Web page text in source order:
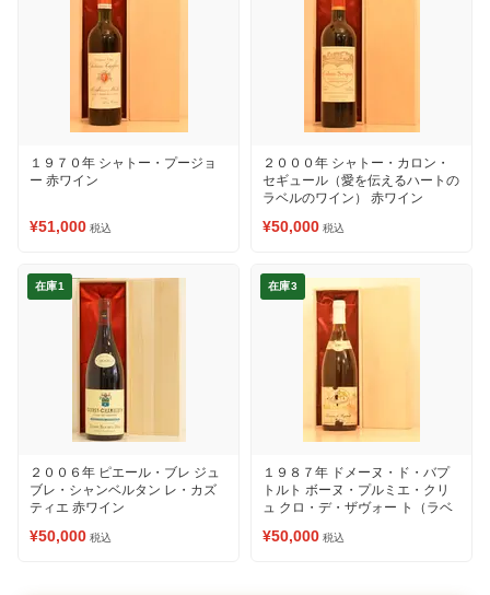
１９７０年 シャトー・プージョ
ー 赤ワイン
¥51,000 税込
２０００年 シャトー・カロン・
セギュール（愛を伝えるハートの
ラベルのワイン） 赤ワイン
¥50,000 税込
在庫1
２００６年 ピエール・ブレ ジュ
ブレ・シャンベルタン レ・カズ
ティエ 赤ワイン
¥50,000 税込
在庫3
１９８７年 ドメーヌ・ド・バプ
トルト ボーヌ・プルミエ・クリ
ュ クロ・デ・ザヴォー ト（ラベ
赤ワイン
¥50,000 税込